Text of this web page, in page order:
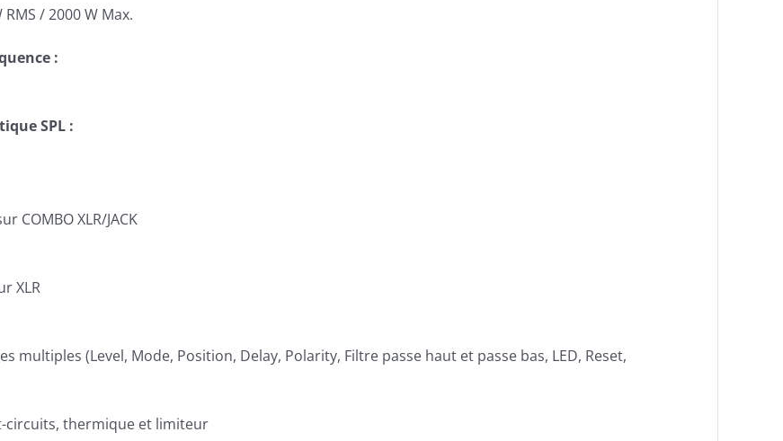
RMS / 2000 W Max.
:
SPL :
COMBO XLR/JACK
XLR
multiples (Level, Mode, Position, Delay, Polarity, Filtre passe haut et passe bas, LED, Reset,
circuits, thermique et limiteur